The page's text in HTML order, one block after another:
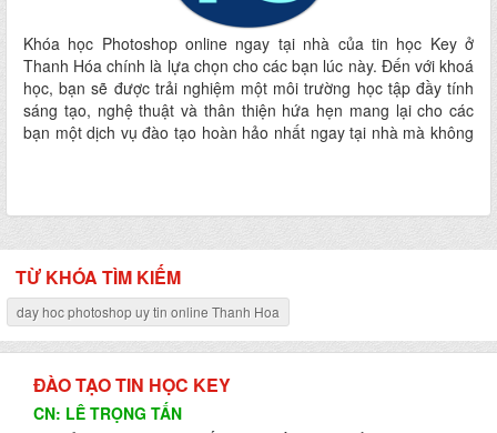
Khóa học Photoshop online ngay tại nhà của tin học Key ở
Thanh Hóa chính là lựa chọn cho các bạn lúc này. Đến với khoá
học, bạn sẽ được trải nghiệm một môi trường học tập đầy tính
sáng tạo, nghệ thuật và thân thiện hứa hẹn mang lại cho các
bạn một dịch vụ đào tạo hoàn hảo nhất ngay tại nhà mà không
TỪ KHÓA TÌM KIẾM
day hoc photoshop uy tin online Thanh Hoa
ĐÀO TẠO TIN HỌC KEY
CN: LÊ TRỌNG TẤN